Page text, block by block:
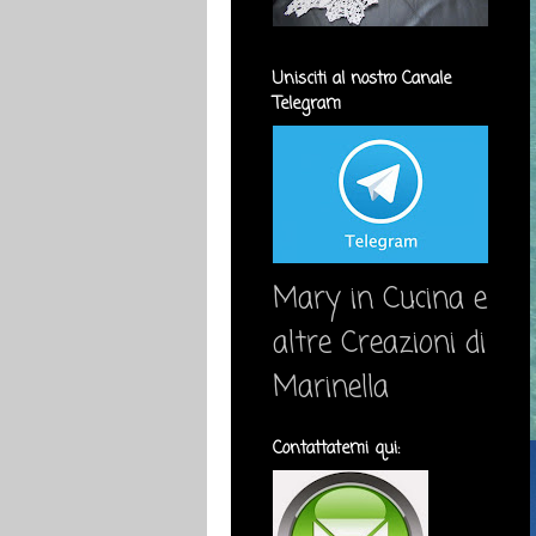
Unisciti al nostro Canale
Telegram
Mary in Cucina e
altre Creazioni di
Marinella
Contattatemi qui: